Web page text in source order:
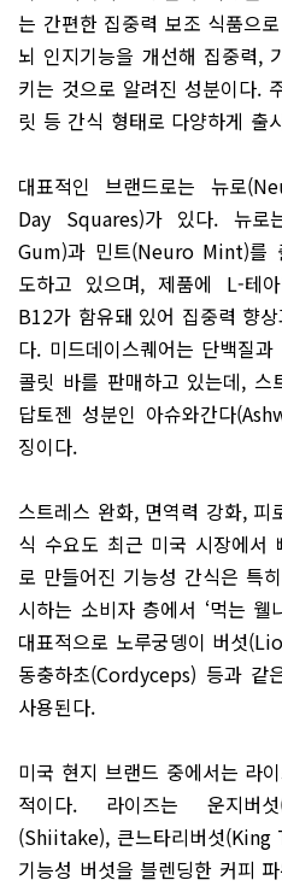
는 간편한 집중력 보조 식품으
뇌 인지기능을 개선해 집중력,
키는 것으로 알려진 성분이다.
릿 등 간식 형태로 다양하게 출
대표적인 브랜드로는 뉴로
Day Squares)가 있다. 뉴로
Gum)과 민트(Neuro Mint)를
도하고 있으며, 제품에 L-테
B12가 함유돼 있어 집중력 향
다. 미드데이스퀘어는 단백질
콜릿 바를 판매하고 있는데,
답토젠 성분인 아슈와간다
징이다.
스트레스 완화, 면역력 강화,
식 수요도 최근 미국 시장에서
로 만들어진 기능성 간식은 특
시하는 소비자 층에서 ‘먹는 웰
대표적으로 노루궁뎅이 버섯
동충하초(Cordyceps) 등과 같
사용된다.
미국 현지 브랜드 중에서는 라
적이다. 라이즈는 운지버
(Shiitake), 큰느타리버섯
기능성 버섯을 블렌딩한 커피